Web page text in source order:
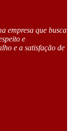
empresa que busca
e
e a satisfação de